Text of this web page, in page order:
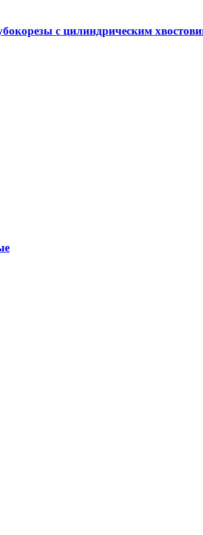
с цилиндрическим